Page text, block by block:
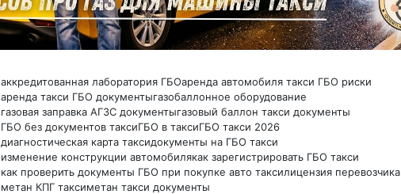
аккредитованная лаборатория ГБОаренда автомобиля такси ГБО риски
аренда такси ГБО документыгазобаллонное оборудование
газовая заправка АГЗС документыгазовый баллон такси документы
ГБО без документов таксиГБО в таксиГБО такси 2026
диагностическая карта таксидокументы на ГБО такси
изменение конструкции автомобилякак зарегистрировать ГБО такси
как проверить документы ГБО при покупке авто таксилицензия перевозчика
метан КПГ таксиметан такси документы